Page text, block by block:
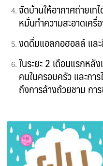
จัดบ้านให้อากาศถ่ายเ
หมั่นทำความสะอาดเครื่
งดดื่มแอลกอฮอลล์ แล
ในระยะ 2 เดือนแรกห
คนในครอบครัว และกา
ถึงการล้างถ้วยชาม ก